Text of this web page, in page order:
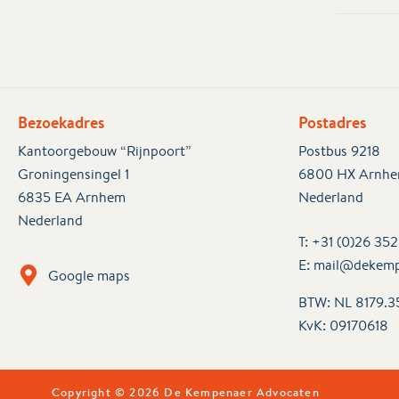
Bezoekadres
Kantoorgebouw “Rijnpoort”
Groningensingel 1
6835 EA Arnhem
Nederland
Google maps
Postadres
Postbus 9218
6800 HX
Nederland
T: +31 (0)26
E:
BTW: NL
KvK: 09170618
Copyright © 2026 De Kempenaer Advocaten